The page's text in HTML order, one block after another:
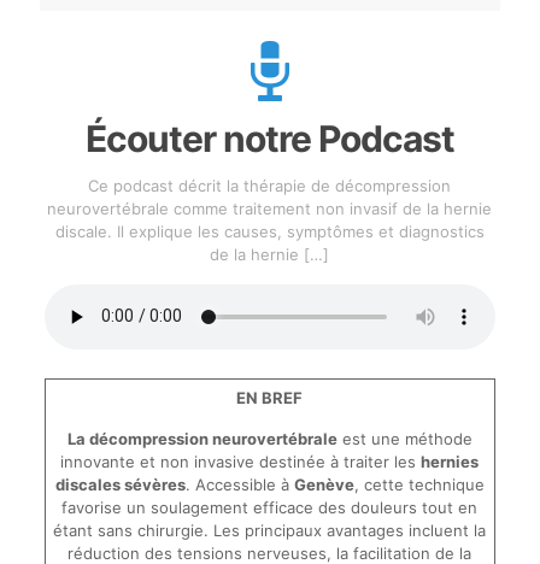
Écouter notre Podcast
Ce podcast décrit la thérapie de décompression
neurovertébrale comme traitement non invasif de la hernie
discale. Il explique les causes, symptômes et diagnostics
de la hernie […]
EN BREF
La décompression neurovertébraleest une méthode
innovante et non invasive destinée à traiter leshernies
discales sévères. Accessible à Genève, cette technique
favorise un soulagement efficace des douleurs tout en
étant sans chirurgie. Les principaux avantages incluent la
réduction des tensions nerveuses, la facilitation de la